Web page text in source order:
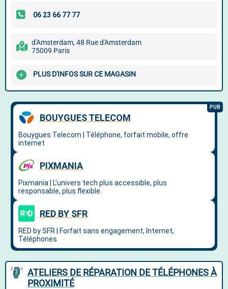
d'Amsterdam, 48 Rue d'Amsterdam
75009 Paris
PLUS D'INFOS SUR CE MAGASIN
ATELIERS DE RÉPARATION DE TÉLÉPHONES À
PROXIMITÉ